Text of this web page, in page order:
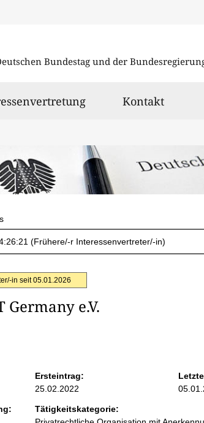
Bundestag und der
Kontakt
in seit 05.01.2026
Germany e.V.
Ersteintrag:
25.02.2022
Tätigkeitskategorie: